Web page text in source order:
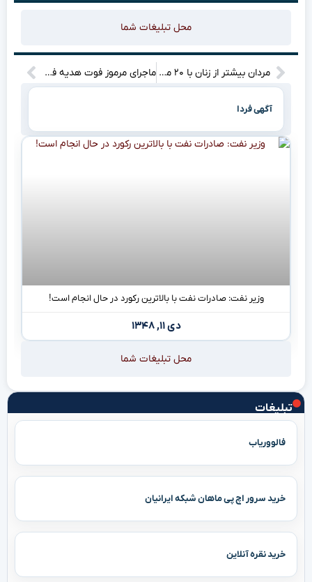
تبلیغات
فالووریاب
خرید سرور اچ پی ماهان شبکه ایرانیان
خرید نقره آنلاین
محل تبلیغات شما
مردان بیشتر از زنان با ۲۰ مشکل اساسی سلامت در سطح جهانی روبرو هستند: چه چیزی در انتظار شماست؟ ماجرای مرموز فوت هدیه فلاح ۱۸ ساله در جنگل‌های بهشهر چه خواهد بود؟
آگهی فردا
وزیر نفت: صادرات نفت با بالاترین رکورد در حال انجام است!
دی ۱۱, ۱۳۴۸
محل تبلیغات شما